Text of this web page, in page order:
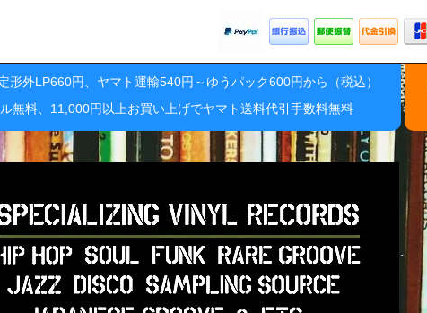
形外LP660円、ヤマト運輸540円～ゆうパック600円から（税込）
無料、11,000円以上お買い上げでヤマト送料代引手数料無料